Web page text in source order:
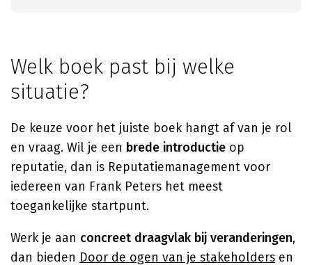
Welk boek past bij welke
situatie?
De keuze voor het juiste boek hangt af van je rol
en vraag. Wil je een brede introductie op
reputatie, dan is Reputatiemanagement voor
iedereen van Frank Peters het meest
toegankelijke startpunt.
Werk je aan concreet draagvlak bij veranderingen,
dan bieden Door de ogen van je stakeholders en